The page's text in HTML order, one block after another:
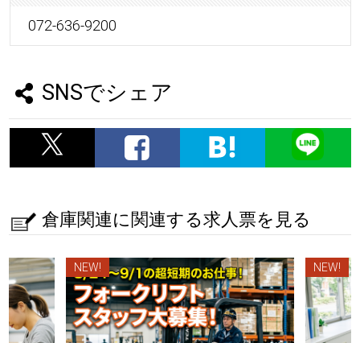
072-636-9200
SNSでシェア
倉庫関連に関連する求人票を見る
NEW! NEW!